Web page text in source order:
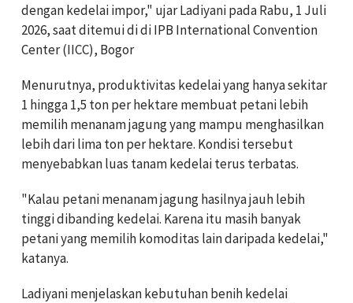
dengan kedelai impor," ujar Ladiyani pada Rabu, 1 Juli
2026, saat ditemui di di IPB International Convention
Center (IICC), Bogor
Menurutnya, produktivitas kedelai yang hanya sekitar
1 hingga 1,5 ton per hektare membuat petani lebih
memilih menanam jagung yang mampu menghasilkan
lebih dari lima ton per hektare. Kondisi tersebut
menyebabkan luas tanam kedelai terus terbatas.
"Kalau petani menanam jagung hasilnya jauh lebih
tinggi dibanding kedelai. Karena itu masih banyak
petani yang memilih komoditas lain daripada kedelai,"
katanya.
Ladiyani menjelaskan kebutuhan benih kedelai